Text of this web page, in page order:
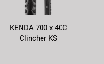
KENDA 700 x 40C
Clincher KS